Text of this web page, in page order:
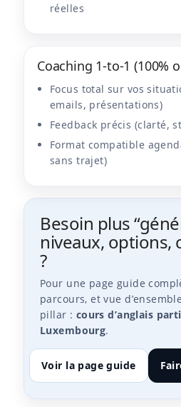
réelles
Coaching 1-to-1 (100%
Focus total sur vos
emails, présentations)
Feedback précis (clarté,
Format compatible
sans trajet)
Besoin plus
niveaux, options,
?
Pour une page guide
parcours, et vue
pillar : cours d’anglais
Luxembourg.
Voir la page guide